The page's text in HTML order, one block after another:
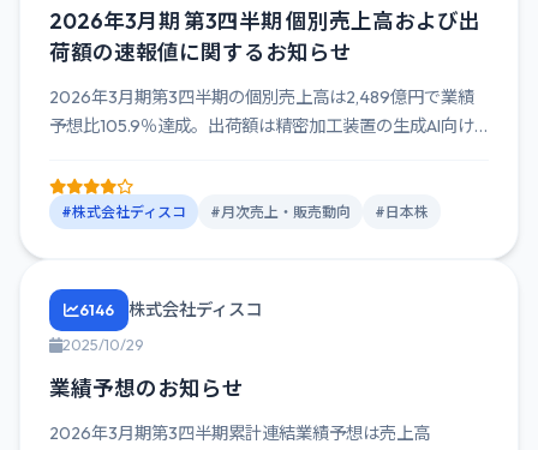
2026年3月期 第3四半期 個別売上高および出
荷額の速報値に関するお知らせ
2026年3月期第3四半期の個別売上高は2,489億円で業績
予想比105.9％達成。出荷額は精密加工装置の生成AI向け
#株式会社ディスコ #月次売上・販売動向 #日本株
6146 株式会社ディスコ
2025/10/29
業績予想のお知らせ
2026年3月期第3四半期累計連結業績予想は売上高